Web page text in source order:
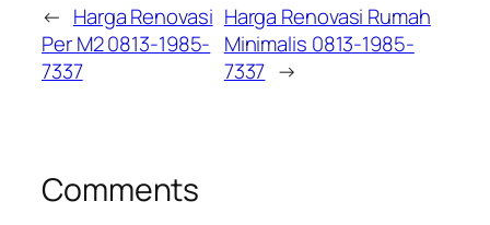
← Harga Renovasi
Per M2 0813-1985-
7337
Harga Renovasi Rumah
Minimalis 0813-1985-
7337 →
Comments